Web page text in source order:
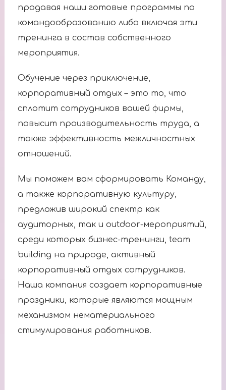
продавая наши готовые программы по
командообразованию либо включая эти
тренинга в состав собственного
мероприятия.
Обучение через приключение,
корпоративный отдых – это то, что
сплотит сотрудников вашей фирмы,
повысит производительность труда, а
также эффективность межличностных
отношений.
Мы поможем вам сформировать Команду,
а также корпоративную культуру,
предложив широкий спектр как
аудиторных, так и outdoor-мероприятий,
среди которых бизнес-тренинги, team
building на природе, активный
корпоративный отдых сотрудников.
Наша компания создает корпоративные
праздники, которые являются мощным
механизмом нематериального
стимулирования работников.